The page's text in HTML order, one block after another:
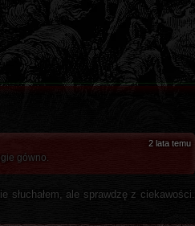
2 lata temu
gówno.
ale sprawdzę z ciekawości.